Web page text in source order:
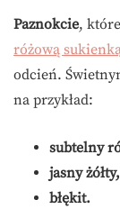
Paznokcie,
różową
odcień.
na przykład:
subtelny
jasny żółty,
błękit.